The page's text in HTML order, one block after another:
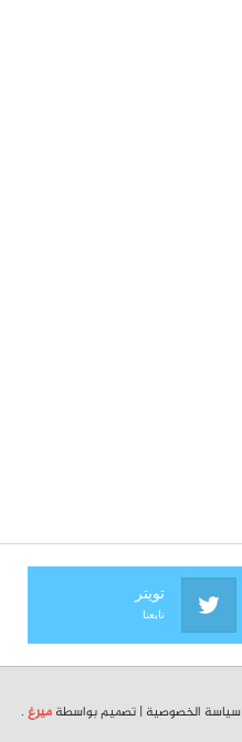
تويتر
تابعنا
سياسة الخصوصية | تصميم بواسطة ميرغ .